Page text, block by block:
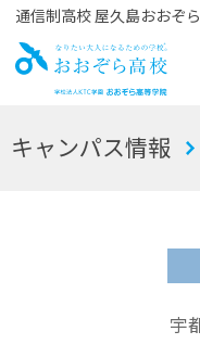
通信制高校 屋久島おおぞ
お
キャンパス情報
宇